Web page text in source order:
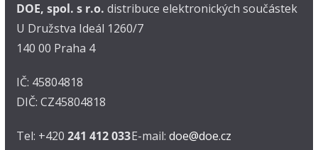
DOE, spol. s r.o. distribuce elektronických součástek
U Družstva Ideál 1260/7
140 00 Praha 4
IČ: 45804818
DIČ: CZ45804818
Tel: +420 241 412 033E-mail: doe@doe.cz